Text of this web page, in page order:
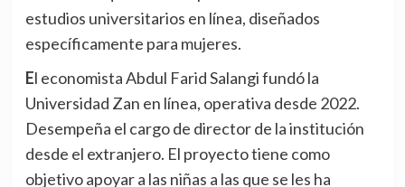
estudios universitarios en línea, diseñados
específicamente para mujeres.
El economista Abdul Farid Salangi fundó la
Universidad Zan en línea, operativa desde 2022.
Desempeña el cargo de director de la institución
desde el extranjero. El proyecto tiene como
objetivo apoyar a las niñas a las que se les ha